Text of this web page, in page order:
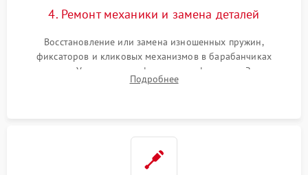
4. Ремонт механики и замена деталей
Восстановление или замена изношенных пружин,
фиксаторов и кликовых механизмов в барабанчиках
поправок. Устранение люфтов в трансфокаторе. Замена
поврежденных линз, разбитой сетки или восстановление
Подробнее